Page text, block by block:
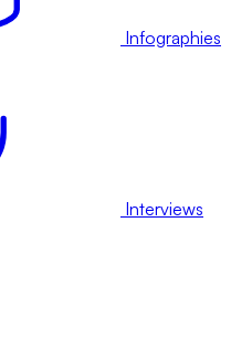
Infographies
Interviews